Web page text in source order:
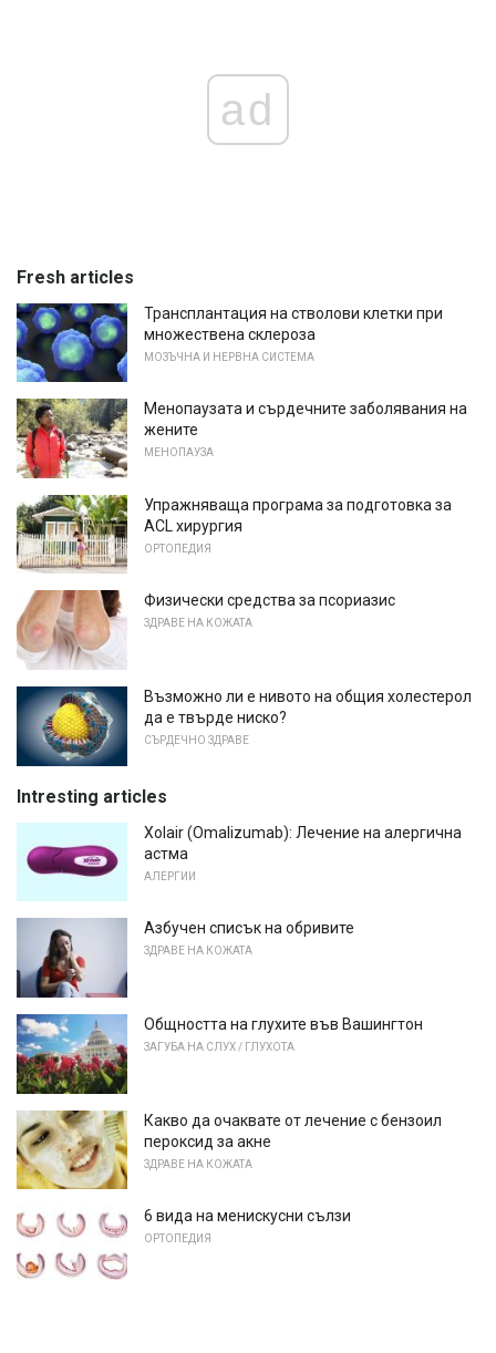
ad
Fresh articles
Трансплантация на стволови клетки при
множествена склероза
МОЗЪЧНА И НЕРВНА СИСТЕМА
Менопаузата и сърдечните заболявания на
жените
МЕНОПАУЗА
Упражняваща програма за подготовка за
ACL хирургия
ОРТОПЕДИЯ
Физически средства за псориазис
ЗДРАВЕ НА КОЖАТА
Възможно ли е нивото на общия холестерол
да е твърде ниско?
СЪРДЕЧНО ЗДРАВЕ
Intresting articles
Xolair (Omalizumab): Лечение на алергична
астма
АЛЕРГИИ
Азбучен списък на обривите
ЗДРАВЕ НА КОЖАТА
Общността на глухите във Вашингтон
ЗАГУБА НА СЛУХ / ГЛУХОТА
Какво да очаквате от лечение с бензоил
пероксид за акне
ЗДРАВЕ НА КОЖАТА
6 вида на менискусни сълзи
ОРТОПЕДИЯ